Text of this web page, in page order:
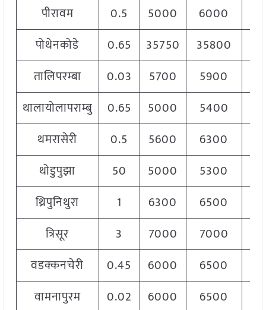
पीरावम
0.5 5000 6000
पोथेनकोडे
0.65 35750 35800
तालिपरम्बा
0.03 5700 5900
थालायोलापराम्बु
0.65 5000 5400
थमरासेरी
0.5 5600 6300
थोडुपुझा
50 5000 5300
थ्रिपुनिथुरा
1 6300 6500
त्रिसूर
3 7000 7000
वडक्कनचेरी
0.45 6000 6500
वामनापुरम
0.02 6000 6500